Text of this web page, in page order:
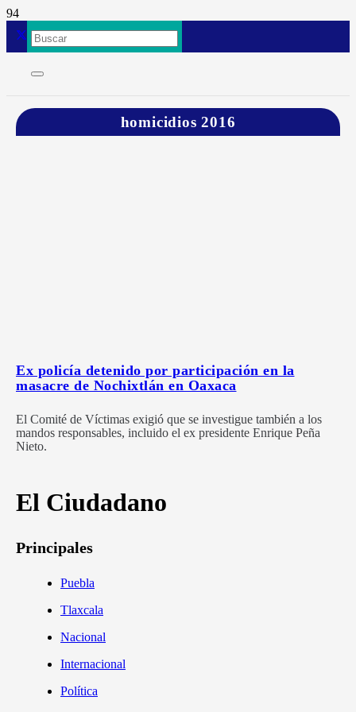
homicidios 2016
Ex policía detenido por participación en la
masacre de Nochixtlán en Oaxaca
El Comité de Víctimas exigió que se investigue también a los
mandos responsables, incluido el ex presidente Enrique Peña
Nieto.
El Ciudadano
Principales
Puebla
Tlaxcala
Nacional
Internacional
Política